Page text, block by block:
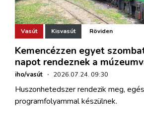
Vasút Kisvasút Röviden
Kemencézzen egyet
napot rendeznek a
iho/vasút · 2026.07.24. 09:30
Huszonhetedszer rendezik meg,
programfolyammal készülnek.